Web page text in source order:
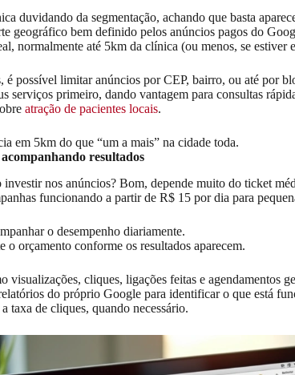
duvidando da segmentação, achando que basta
geográfico bem definido pelos anúncios pagos do
normalmente até 5km da clínica (ou menos, se estiver
é possível limitar anúncios por CEP, bairro, ou até por
serviços primeiro, dando vantagem para consultas
atração de pacientes locais.
em 5km do que “um a mais” na cidade toda.
resultados
nos anúncios? Bom, depende muito do ticket
funcionando a partir de R$ 15 por dia para
o desempenho diariamente.
o orçamento conforme os resultados aparecem.
visualizações, cliques, ligações feitas e agendamentos
do próprio Google para identificar o que está
taxa de cliques, quando necessário.